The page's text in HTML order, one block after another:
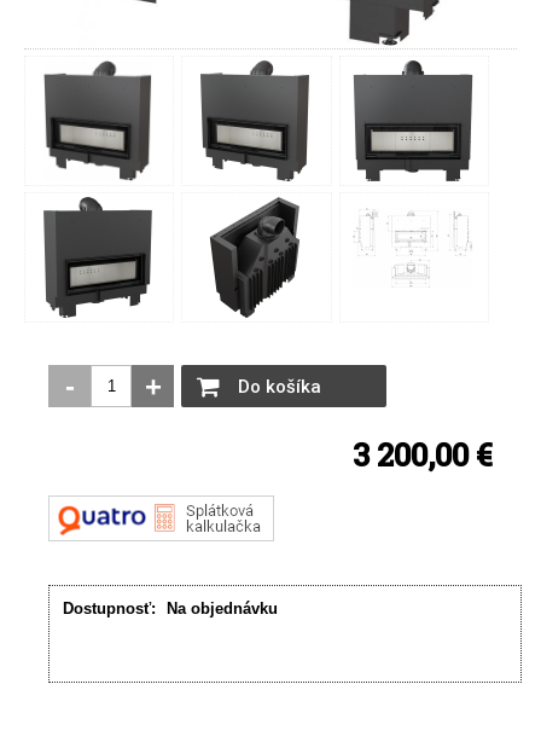
- + Do košíka
3 200,00 €
Dostupnosť: Na objednávku